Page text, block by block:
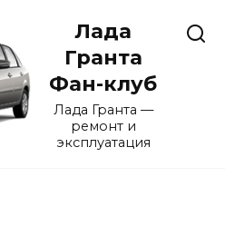
Лада
Гранта
Фан-клуб
Лада Гранта —
ремонт и
эксплуатация